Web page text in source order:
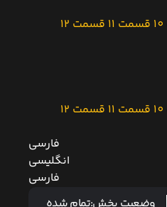
قسمت 11
قسمت 12
قسمت 11
قسمت 12
فارسی
انگلیسی
فارسی